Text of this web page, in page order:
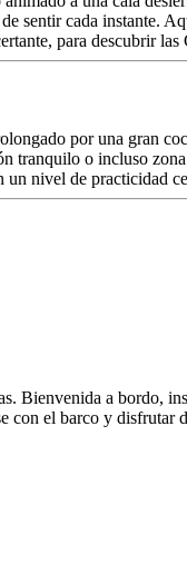
sentir cada instante.
para descubrir
por una gran
tranquilo o incluso
nivel de practicidad
Bienvenida a bordo,
el barco y